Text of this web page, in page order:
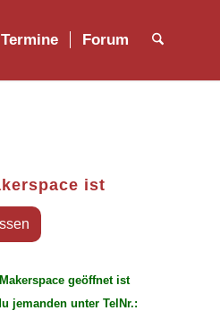
Termine Forum
ist
geöffnet ist
jemanden unter TelNr.: